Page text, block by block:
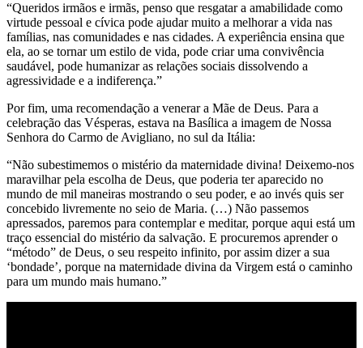
“Queridos irmãos e irmãs, penso que resgatar a amabilidade como
virtude pessoal e cívica pode ajudar muito a melhorar a vida nas
famílias, nas comunidades e nas cidades. A experiência ensina que
ela, ao se tornar um estilo de vida, pode criar uma convivência
saudável, pode humanizar as relações sociais dissolvendo a
agressividade e a indiferença.”
Por fim, uma recomendação a venerar a Mãe de Deus. Para a
celebração das Vésperas, estava na Basílica a imagem de Nossa
Senhora do Carmo de Avigliano, no sul da Itália:
“Não subestimemos o mistério da maternidade divina! Deixemo-nos
maravilhar pela escolha de Deus, que poderia ter aparecido no
mundo de mil maneiras mostrando o seu poder, e ao invés quis ser
concebido livremente no seio de Maria. (…) Não passemos
apressados, paremos para contemplar e meditar, porque aqui está um
traço essencial do mistério da salvação. E procuremos aprender o
“método” de Deus, o seu respeito infinito, por assim dizer a sua
‘bondade’, porque na maternidade divina da Virgem está o caminho
para um mundo mais humano.”